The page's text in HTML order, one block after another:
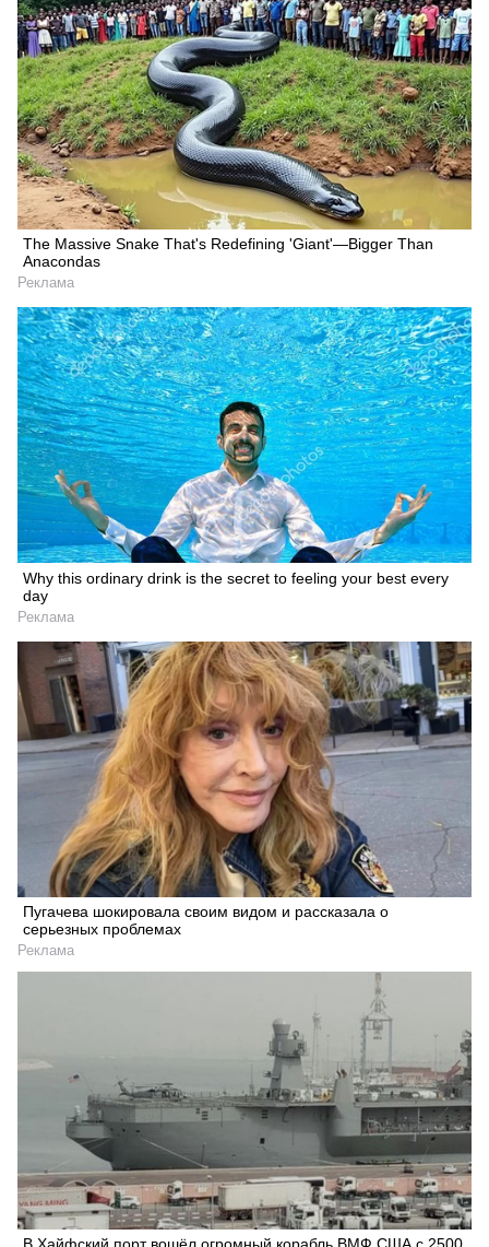
The Massive Snake That's Redefining 'Giant'—Bigger Than
Anacondas
Реклама
Why this ordinary drink is the secret to feeling your best every
day
Реклама
Пугачева шокировала своим видом и рассказала о
серьезных проблемах
Реклама
В Хайфский порт вошёл огромный корабль ВМФ США с 2500